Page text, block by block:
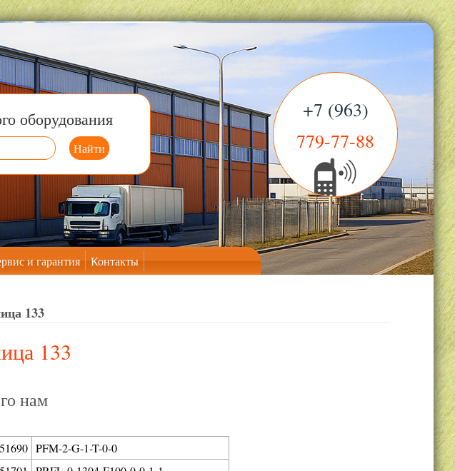
+7 (963)
779-77-88
оборудования
и гарантия Контакты
133
133
нам
PFM-2-G-1-T-0-0